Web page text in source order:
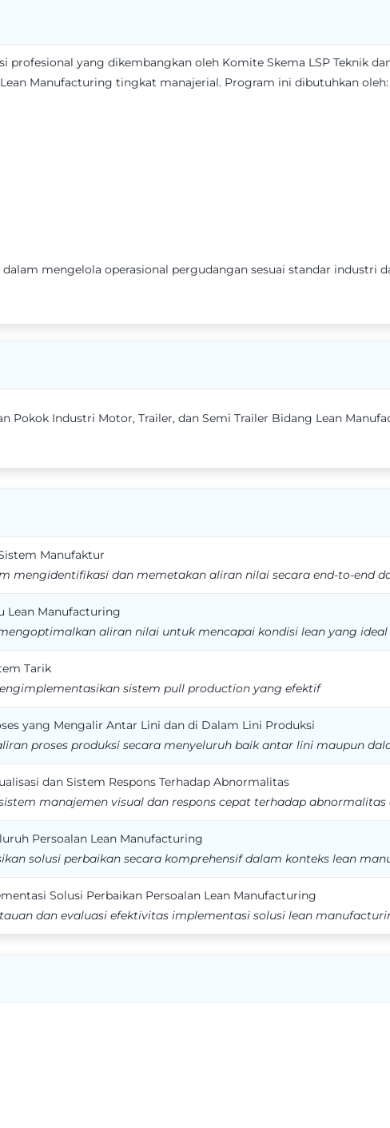
yang dikembangkan oleh Komite Skema LSP Teknik
Manufacturing tingkat manajerial. Program ini dibutuhkan oleh:
mengelola operasional pergudangan sesuai standar industri
Pokok Industri Motor, Trailer, dan Semi Trailer Bidang Lean
Manufaktur
mengidentifikasi dan memetakan aliran nilai secara end-to-end
Lean Manufacturing
aliran nilai untuk mencapai kondisi lean yang ideal
Tarik
sistem pull production yang efektif
yang Mengalir Antar Lini dan di Dalam Lini Produksi
proses produksi secara menyeluruh baik antar lini maupun
dan Sistem Respons Terhadap Abnormalitas
manajemen visual dan respons cepat terhadap abnormalitas
Persoalan Lean Manufacturing
solusi perbaikan secara komprehensif dalam konteks lean
Solusi Perbaikan Persoalan Lean Manufacturing
dan evaluasi efektivitas implementasi solusi lean